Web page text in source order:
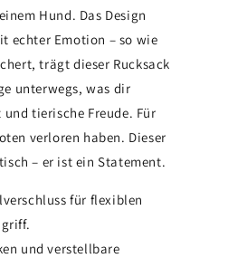
Hund. Das Design
echter Emotion – so wie
trägt dieser Rucksack
unterwegs, was dir
tierische Freude. Für
verloren haben. Dieser
– er ist ein Statement.
für flexiblen
und verstellbare